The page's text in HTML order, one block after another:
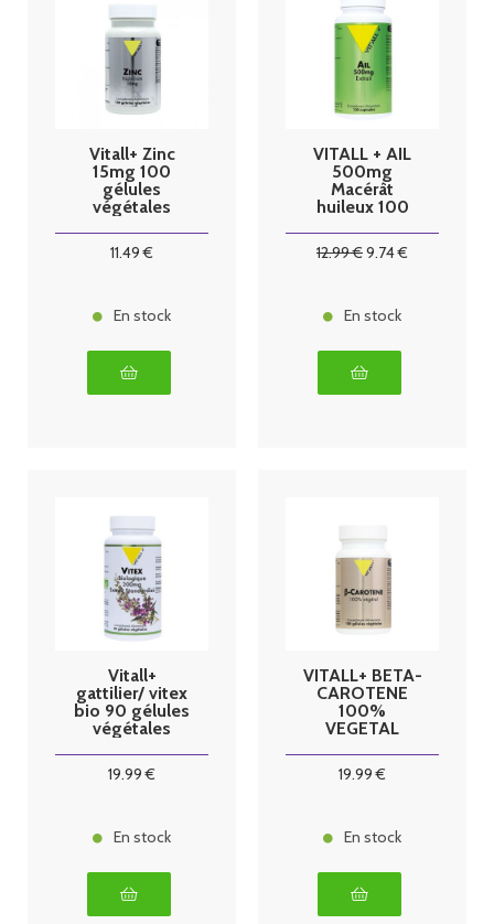
Vitall+ Zinc
15mg 100
gélules
végétales
11.49 €
En stock
VITALL + AIL
500mg
Macérât
huileux 100
12.99€9.74€
En stock
Vitall+
gattilier/ vitex
bio 90 gélules
végétales
19.99 €
En stock
VITALL+ BETA-
CAROTENE
100%
VEGETAL
19.99 €
En stock